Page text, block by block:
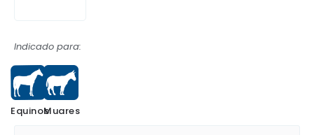
Indicado para:
EquinosMuares